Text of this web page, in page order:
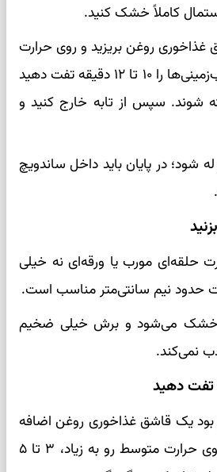
کاملاً خشک کنید.
پهن، ۳ قاشق غذاخوری روغن بریزید و روی حرارت
متوسط گرم کنید. سیب‌زمینی‌ها را ۱۰ تا ۱۲ دقیقه تفت دهید
شوند. سپس از تابه خارج کنید و
شود؛ در پایان باید داخل ساندویچ
مورب یا ورقه‌ای نه خیلی
حدود نیم سانتی‌متر مناسب است.
خشک می‌شود و برش خیلی ضخیم
نمی‌کند.
بود یک قاشق غذاخوری روغن اضافه
کنید. سوسیس‌ها را روی حرارت متوسط رو به زیاد، ۳ تا ۵